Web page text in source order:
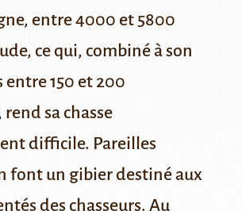
entre 4000 et 5800
ce qui, combiné à son
150 et 200
sa chasse
difficile. Pareilles
font un gibier destiné aux
des chasseurs. Au